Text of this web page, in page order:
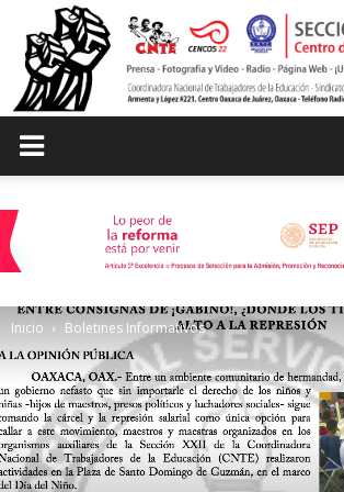
de
Comunicación
Social
Inicio Boletines Informativos